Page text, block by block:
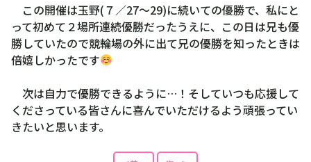
この開催は玉野(７／27～29)に続いての優勝で、私にと
って初めて２場所連続優勝だったうえに、この日は兄も優
勝していたので競輪場の外に出て兄の優勝を知ったときは
倍嬉しかったです
次は自力で優勝できるように…！そしていつも応援して
くださっている皆さんに喜んでいただけるよう頑張ってい
きたいと思います。